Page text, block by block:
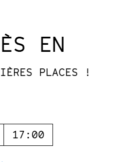
EN
PLACES !
17:00